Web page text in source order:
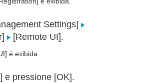
Settings]
[Remote UI].
é exibida.
e pressione [OK].